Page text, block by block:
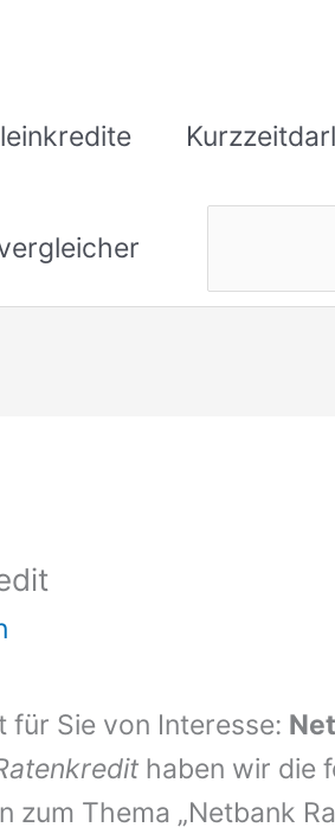
für Sie von Interesse:
haben wir die
zum Thema „Netbank